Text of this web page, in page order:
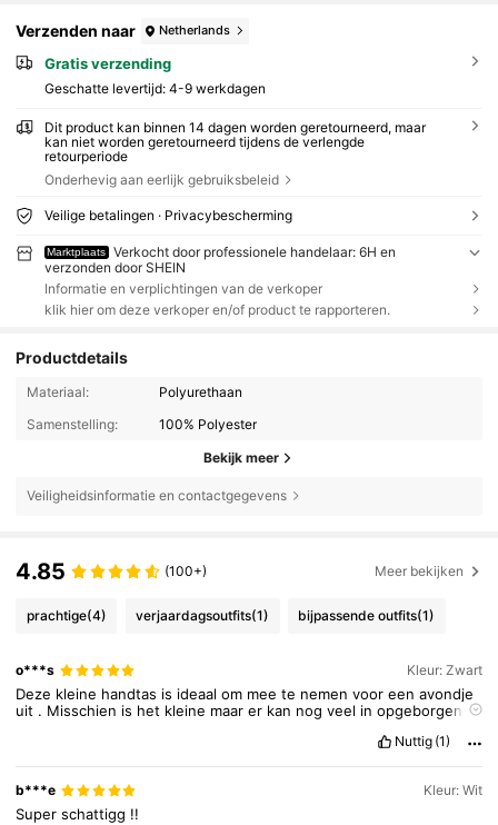
Verzenden naar Netherlands
Gratis verzending
Geschatte levertijd: 4-9 werkdagen
Dit product kan binnen 14 dagen worden geretourneerd, maar
kan niet worden geretourneerd tijdens de verlengde
retourperiode
Onderhevig aan eerlijk gebruiksbeleid
Veilige betalingen · Privacybescherming
Marktplaats
Verkocht door professionele handelaar: 6H en
verzonden door SHEIN
Informatie en verplichtingen van de verkoper
klik hier om deze verkoper en/of product te rapporteren.
Productdetails
Materiaal:
Polyurethaan
Samenstelling:
100% Polyester
Bekijk meer
Veiligheidsinformatie en contactgegevens
4.85 (100+) Meer bekijken
prachtige(4) verjaardagsoutfits(1) bijpassende outfits(1)
o***s Kleur: Zwart
Deze kleine handtas is ideaalom meete nemenvooreenavondje
uit . Misschien is het kleine maarer kan nogveel inopgeborgen
Nuttig (1)
b***e Kleur: Wit
Superschattigg !!